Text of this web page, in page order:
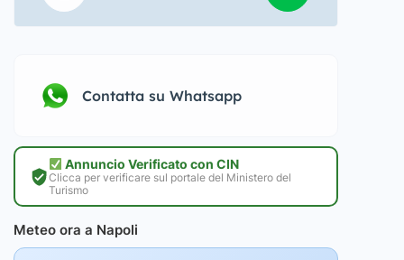
Contatta su Whatsapp
Annuncio Verificato con CIN
Clicca per verificare sul portale del Ministero del
Turismo
Meteo ora a Napoli